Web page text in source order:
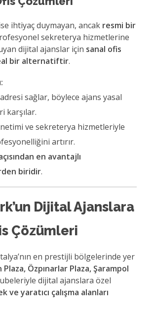
ihtiyaç duymayan, ancak resmi bir
sekreterya hizmetlerine
dijital ajanslar için sanal ofis
bir alternatiftir.
sağlar, böylece ajans yasal
karşılar.
ve sekreterya hizmetleriyle
artırır.
en avantajlı
biridir.
Dijital Ajanslara
Çözümleri
en prestijli bölgelerinde yer
Özpınarlar Plaza, Şarampol
dijital ajanslara özel
ve yaratıcı çalışma alanları